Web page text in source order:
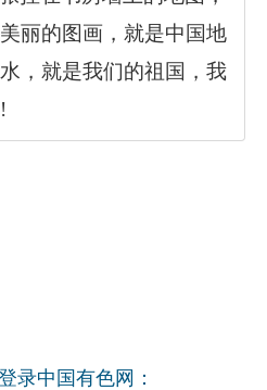
丽的图画，就是中国地
，就是我们的祖国，我
!
录中国有色网：